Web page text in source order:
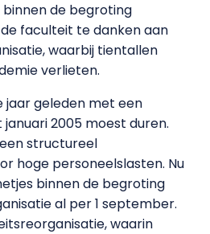
de begroting
faculteit te danken aan
waarbij tientallen
verlieten.
geleden met een
2005 moest duren.
structureel
hoge personeelslasten. Nu
binnen de begroting
al per 1 september.
waarin